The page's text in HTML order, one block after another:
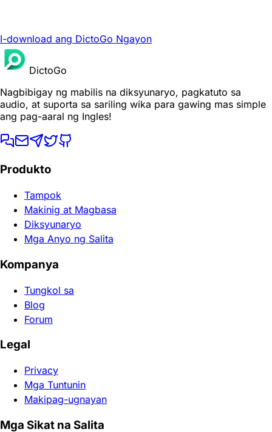
I-download ang DictoGo Ngayon
DictoGo
Nagbibigay ng mabilis na diksyunaryo, pagkatuto sa
audio, at suporta sa sariling wika para gawing mas simple
ang pag-aaral ng Ingles!
Produkto
Tampok
Makinig at Magbasa
Diksyunaryo
Mga Anyo ng Salita
Kompanya
Tungkol sa
Blog
Forum
Legal
Privacy
Mga Tuntunin
Makipag-ugnayan
Mga Sikat na Salita